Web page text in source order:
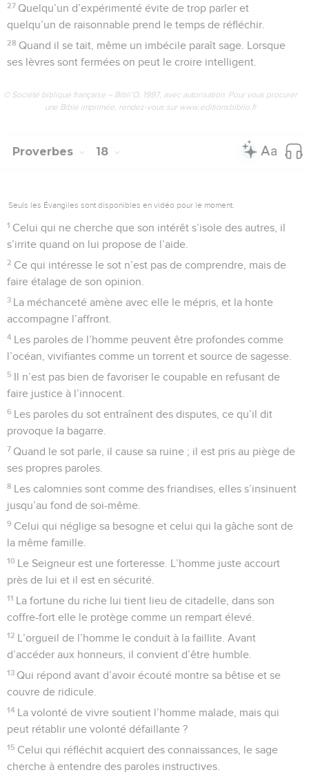
27 Quelqu’un d’expérimenté évite de trop parler et
quelqu’un de raisonnable prend le temps de réfléchir.
28 Quand il se tait, même un imbécile paraît sage. Lorsque
ses lèvres sont fermées on peut le croire intelligent.
© Société biblique française – Bibli’O, 1997, avec autorisation. Pour vous procurer
une Bible imprimée, rendez-vous sur www.editionsbiblio.fr
Proverbes 18
Seuls les Évangiles sont disponibles en vidéo pour le moment.
1 Celui qui ne cherche que son intérêt s’isole des autres, il
s’irrite quand on lui propose de l’aide.
2 Ce qui intéresse le sot n’est pas de comprendre, mais de
faire étalage de son opinion.
3 La méchanceté amène avec elle le mépris, et la honte
accompagne l’affront.
4 Les paroles de l’homme peuvent être profondes comme
l’océan, vivifiantes comme un torrent et source de sagesse.
5 Il n’est pas bien de favoriser le coupable en refusant de
faire justice à l’innocent.
6 Les paroles du sot entraînent des disputes, ce qu’il dit
provoque la bagarre.
7 Quand le sot parle, il cause sa ruine ; il est pris au piège de
ses propres paroles.
8 Les calomnies sont comme des friandises, elles s’insinuent
jusqu’au fond de soi-même.
9 Celui qui néglige sa besogne et celui qui la gâche sont de
la même famille.
10 Le Seigneur est une forteresse. L’homme juste accourt
près de lui et il est en sécurité.
11 La fortune du riche lui tient lieu de citadelle, dans son
coffre-fort elle le protège comme un rempart élevé.
12 L’orgueil de l’homme le conduit à la faillite. Avant
d’accéder aux honneurs, il convient d’être humble.
13 Qui répond avant d’avoir écouté montre sa bêtise et se
couvre de ridicule.
14 La volonté de vivre soutient l’homme malade, mais qui
peut rétablir une volonté défaillante ?
15 Celui qui réfléchit acquiert des connaissances, le sage
cherche à entendre des paroles instructives.